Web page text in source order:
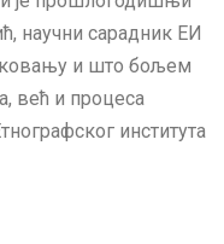
научни сарадник ЕИ
и што бољем
већ и процеса
института